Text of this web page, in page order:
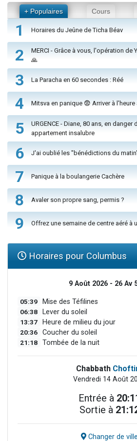
+ Populaires Cours
1 Horaires du Jeûne de Ticha Béav
2
MERCI - Grâce à vous, l'opération de
🙏
3 La Paracha en 60 secondes : Réé
4 Mitsva en panique 😨 Arriver à l'heure
5
URGENCE - Diane, 80 ans, en danger
appartement insalubre
6 J'ai oublié les "bénédictions du
7 Panique à la boulangerie Cachère
8 Avaler son propre sang, permis ?
9 Offrez une semaine de centre aéré à
Horaires pour Columbus
9 Août 2026 - 26 Av
05:39 Mise des Téfilines
06:38 Lever du soleil
13:37 Heure de milieu du jour
20:36 Coucher du soleil
21:18 Tombée de la nuit
Chabbath
Vendredi 14 Août
Entrée à
Sortie à
Changer de ville